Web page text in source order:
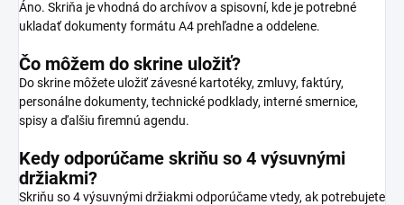
Áno. Skriňa je vhodná do archívov a spisovní, kde je potrebné
ukladať dokumenty formátu A4 prehľadne a oddelene.
Čo môžem do skrine uložiť?
Do skrine môžete uložiť závesné kartotéky, zmluvy, faktúry,
personálne dokumenty, technické podklady, interné smernice,
spisy a ďalšiu firemnú agendu.
Kedy odporúčame skriňu so 4 výsuvnými
držiakmi?
Skriňu so 4 výsuvnými držiakmi odporúčame vtedy, ak potrebujete